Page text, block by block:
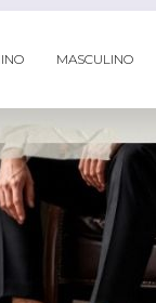
MASCULINO